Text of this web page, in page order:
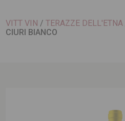
VITT VIN /TERAZZE DELL'ETNA
CIURI BIANCO